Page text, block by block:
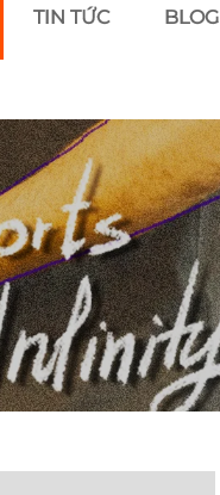
TIN TỨC BLOG